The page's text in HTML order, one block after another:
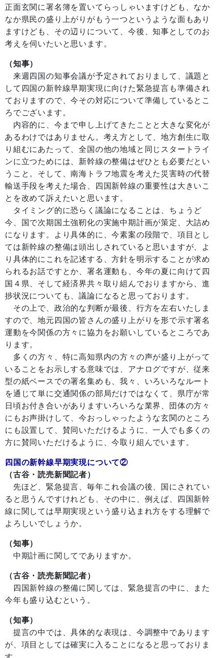
正面玄関に署名簿を置いてらっしゃいますけども、なか
なか県民の盛り上がりがもう一つというような面もあり
ますけども、その辺りについて、今後、知事としてのお
考えを伺いたいと思います。
（知事）
来週四国の知事会議が予定されておりまして、議題と
して四国の新幹線早期実現に向けた緊急提言も準備され
ておりますので、今その対応について準備しているとこ
ろでございます。
内容的に、今まで申し上げてきたことと大きな変化が
あるわけではありません。考え方として、地方創生に取
り組むにあたって、全国の他の地域と同じスタートライ
ンに立つためには、新幹線の整備はぜひとも必要だとい
うこと。そして、南海トラフ地震を考えた災害時の代替
輸送手段を考えた場合、四国新幹線の重要性は大きいこ
とを改めて訴えたいと思います。
タイミング的に恐らく議論になることは、ちょうど
今、国で次期国土強靭化の実施中期計画が策定、大詰め
になります。より具体的に、今素案の段階で、項目とし
ては新幹線の整備は頭出しされていると思いますが、よ
り具体的にこれを記述する、方針を明示することが求め
られるお話ですとか、署名運動も、今年の夏に向けて四
国４県、そして経済界共々取り組んでおりますから、進
捗状況についても、議論になると思っております。
その上で、政治的な判断が最後、行方を左右いたしま
すので、地元四国の皆さんの盛り上がりを形で示す署名
運動を今関係の方々に協力をお願いしているところであ
ります。
多くの方々、特に高知県内の方々の声が盛り上がって
いることをお示しする意味では、アナログですが、従来
型の紙ベースでの署名集めも、我々、いろいろなルート
を通じて単に交通関係の部局だけではなくて、県庁が常
日頃お付き合いがありますいろいろな業界、団体の方々
にもお声掛けして、今おっしゃったような玄関のところ
にも設置して、賛同いただけるように、一人でも多くの
方に賛同いただけるように、今取り組んでいます。
四国の新幹線早期実現について②
（古谷・読売新聞記者）
先ほど、緊急提言、毎年これ会議の後、国にされてい
ると思うんですけれども、その中に、例えば、四国新幹
線に関しては早期実現という盛り込まれ方をする理解で
よろしいでしょうか。
（知事）
中期計画に関してでありますか。
（古谷・読売新聞記者）
四国新幹線の整備に関しては、緊急提言の中に、また
今年も盛り込むという。
（知事）
提言の中では、具体的な表現は、今調整中であります
が、項目としては確実に入ることになると思っておりま